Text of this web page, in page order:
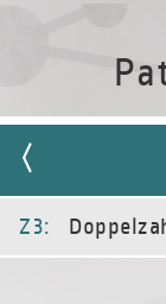
Z3: